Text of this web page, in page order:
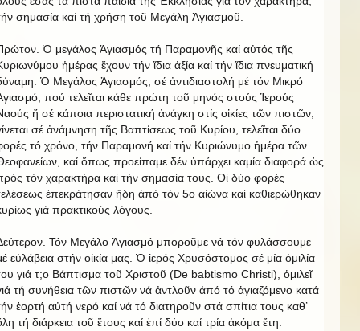
σημασία καί τή χρήση τοῦ Μεγάλη Ἁγιασμοῦ.
Ὁ μεγάλος Ἁγιασμός τή Παραμονῆς καί αὐτός τῆς
ἡμέρας ἔχουν τήν ἴδια ἀξία καί τήν ἴδια πνευματική
Ὁ Μεγάλος Ἁγιασμός, σέ ἀντιδιαστολή μέ τόν Μικρό
πού τελεῖται κάθε πρώτη τοῦ μηνός στούς Ἱερούς
ἤ σέ κάποια περιστατική ἀνάγκη στίς οἰκίες τῶν πιστῶν,
σέ ἀνάμνηση τῆς Βαπτίσεως τοῦ Κυρίου, τελεῖται δύο
τό χρόνο, τήν Παραμονή καί τήν Κυριώνυμο ἡμέρα τῶν
καί ὅπως προείπαμε δέν ὑπάρχει καμία διαφορά ὡς
τόν χαρακτήρα καί τήν σημασία τους. Οἱ δύο φορές
ἐπεκράτησαν ἤδη ἀπό τόν 5ο αἰώνα καί καθιερώθηκαν
γιά πρακτικούς λόγους.
Τόν Μεγάλο Ἁγιασμό μποροῦμε νά τόν φυλάσσουμε
εὐλάβεια στήν οἰκία μας. Ὁ ἱερός Χρυσόστομος σέ μία ὁμιλία
γιά τ;o Βάπτισμα τοῦ Χριστοῦ (De babtismo Christi), ὁμιλεῖ
τή συνήθεια τῶν πιστῶν νά ἀντλοῦν ἀπό τό ἁγιαζόμενο κατά
ἑορτή αὐτή νερό καί νά τό διατηροῦν στά σπίτια τους καθ’
τή διάρκεια τοῦ ἔτους καί ἐπί δύο καί τρία ἀκόμα ἔτη.